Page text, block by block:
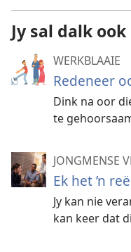
Jy sal dalk
WERKBLAAIE
Redeneer
Dink na oor
te
JONGMENSE
Ek het ’n
Jy kan nie
kan keer dat